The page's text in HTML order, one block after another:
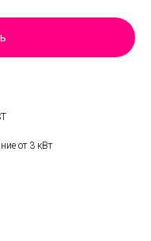
от 3 кВт